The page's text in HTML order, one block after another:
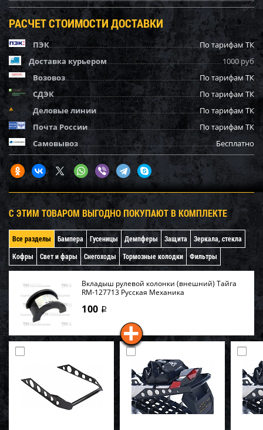
РАСЧЕТ СТОИМОСТИ ДОСТАВКИ
ПЭК
По тарифам ТК
Доставка курьером
1000 руб
Возовоз
По тарифам ТК
СДЭК
По тарифам ТК
Деловые линии
По тарифам ТК
Почта России
По тарифам ТК
Самовывоз
Бесплатно
С ЭТИМ ТОВАРОМ ВЫГОДНО ПОКУПАЮТ В КОМПЛЕКТЕ
Все разделы Бампера Гусеницы Демпферы Защита
Зеркала, стекла
Кофры
Свет и фары Снегоходы Тормозные колодки Фильтры
Вкладыш рулевой колонки (внешний) Тайга
RM-127713 Русская Механика
100 i